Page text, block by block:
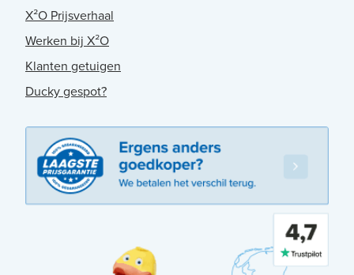
X²O Prijsverhaal
Werken bij X²O
Klanten getuigen
Ducky gespot?